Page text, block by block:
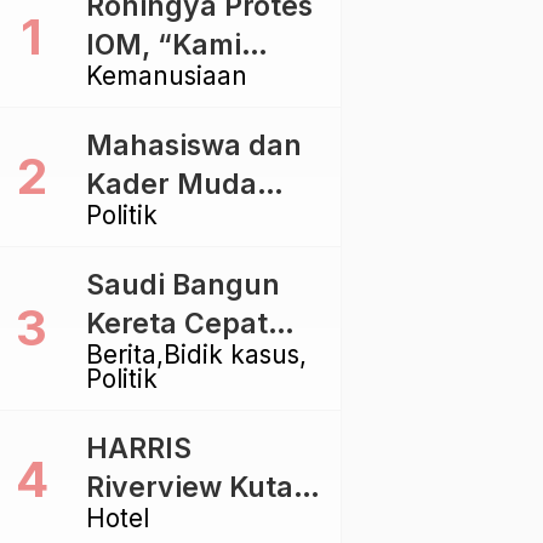
Kemanusiaan
IOM, “Kami
dibiarkan Mati
Politik
Mahasiswa dan
Kader Muda
Ramaikan Forum
Golkar di
Singaraja
Berita Bidik kasus
Politik
Saudi Bangun
Kereta Cepat
Rp112 Triliun,
Proyek Rp116
Triliun yang
Baru Sampai
Hotel
HARRIS
Riverview Kuta
Bali Tawarkan